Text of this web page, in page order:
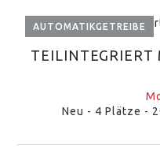
AUTOMATIKGETREIBE
TEILINTEGRIERT
Neu - 4 Plätze -